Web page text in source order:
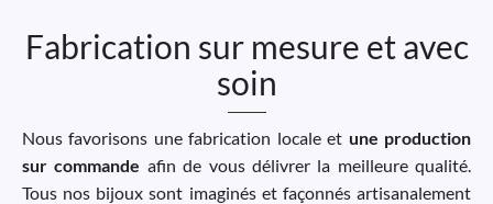
Fabrication sur mesure et avec
soin
Nous favorisons une fabrication locale et une production
sur commande afin de vous délivrer la meilleure qualité.
Tous nos bijoux sont imaginés et façonnés artisanalement